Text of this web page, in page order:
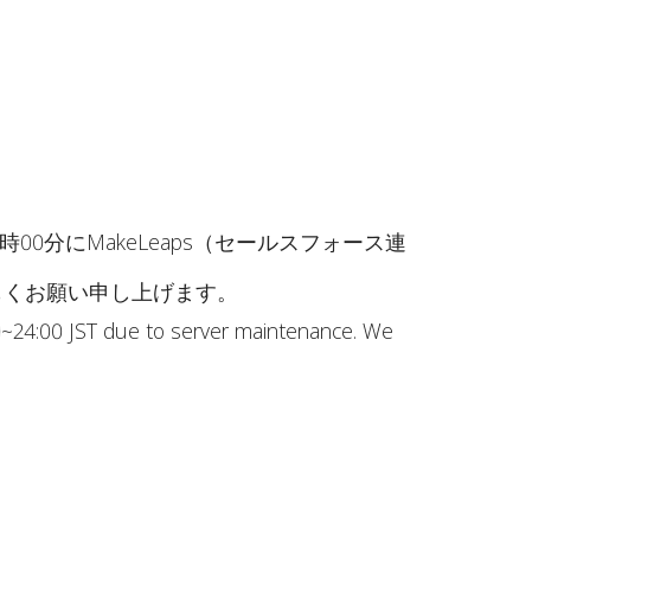
00分にMakeLeaps（セールスフォース連
お願い申し上げます。
JST due to server maintenance. We